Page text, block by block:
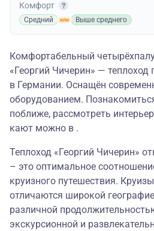
Комфорт
Средний Выше среднего
Комфортабельный
«Георгий Чичерин» — теплоход
в Германии. Оснащён
оборудованием.
поближе, рассмотреть
кают можно в .
Теплоход «Георгий Чичерин»
– это оптимальное
круизного путешествия.
отличаются широкой
различной
экскурсионной и